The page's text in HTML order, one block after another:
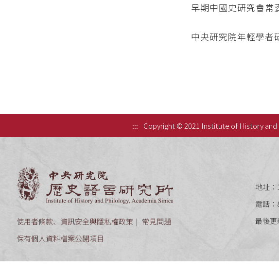
早期中國史研究會
中央研究院年輕學者
::: Copyright © 2021 Institute of History and
使用者條款、資訊安全與隱私權政策
常見問題
保有個人資料檔案公開項目
地址：
電話：
最後更